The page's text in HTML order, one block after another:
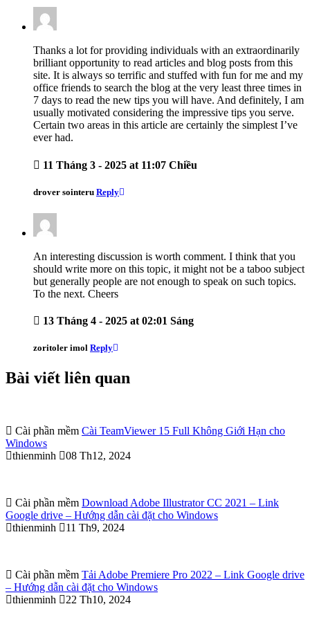
Thanks a lot for providing individuals with an extraordinarily
brilliant opportunity to read articles and blog posts from this
site. It is always so terrific and stuffed with fun for me and my
office friends to search the blog at the very least three times in
7 days to read the new tips you will have. And definitely, I am
usually motivated considering the impressive tips you serve.
Certain two areas in this article are certainly the simplest I’ve
ever had.
11 Tháng 3 - 2025 at 11:07 Chiều
drover sointeru Reply
An interesting discussion is worth comment. I think that you
should write more on this topic, it might not be a taboo subject
but generally people are not enough to speak on such topics.
To the next. Cheers
13 Tháng 4 - 2025 at 02:01 Sáng
zoritoler imol Reply
Bài viết liên quan
Cài phần mềm Cài TeamViewer 15 Full Không Giới Hạn cho
Windows
thienminh
08 Th12, 2024
Cài phần mềm Download Adobe Illustrator CC 2021 – Link
Google drive – Hướng dẫn cài đặt cho Windows
thienminh
11 Th9, 2024
Cài phần mềm Tải Adobe Premiere Pro 2022 – Link Google drive
– Hướng dẫn cài đặt cho Windows
thienminh
22 Th10, 2024